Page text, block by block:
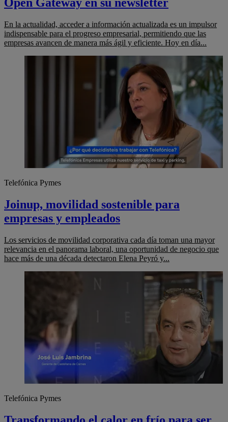
Open Gateway en su newsletter
En la actualidad, acceder a información actualizada es un impulsor
indispensable para el progreso empresarial, permitiendo que las
empresas avancen de manera más ágil y eficiente. Hoy en día...
Telefónica Pymes
Joinup, movilidad sostenible para
empresas y empleados
Los servicios de movilidad corporativa cada día toman una mayor
relevancia en el panorama laboral, una oportunidad de negocio que
hace más de una década detectaron Elena Peyró y...
Telefónica Pymes